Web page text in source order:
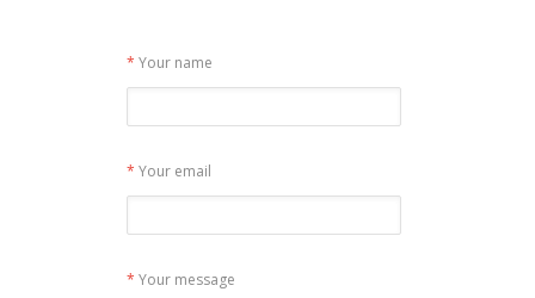
* Your name
* Your email
* Your message